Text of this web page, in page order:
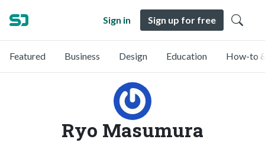
Sign in Sign up for free
Featured Business Design Education How-to
Ryo Masumura